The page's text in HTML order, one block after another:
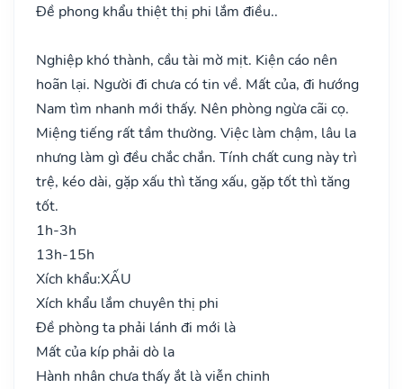
Đề phong khẩu thiệt thị phi lắm điều..
Nghiệp khó thành, cầu tài mờ mịt. Kiện cáo nên
hoãn lại. Người đi chưa có tin về. Mất của, đi hướng
Nam tìm nhanh mới thấy. Nên phòng ngừa cãi cọ.
Miệng tiếng rất tầm thường. Việc làm chậm, lâu la
nhưng làm gì đều chắc chắn. Tính chất cung này trì
trệ, kéo dài, gặp xấu thì tăng xấu, gặp tốt thì tăng
tốt.
1h-3h
13h-15h
Xích khẩu:XẤU
Xích khẩu lắm chuyên thị phi
Đề phòng ta phải lánh đi mới là
Mất của kíp phải dò la
Hành nhân chưa thấy ắt là viễn chinh